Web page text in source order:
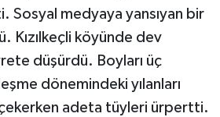
Sosyal medyaya yansıyan bir
Kızılkeçli köyünde dev
düşürdü. Boyları üç
dönemindeki yılanları
adeta tüyleri ürpertti.